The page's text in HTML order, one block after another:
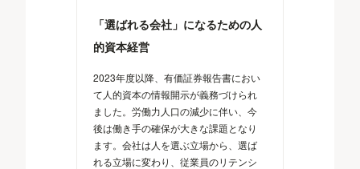
「選ばれる会社」になるための人
的資本経営
2023年度以降、有価証券報告書におい
て人的資本の情報開示が義務づけられ
ました。労働力人口の減少に伴い、今
後は働き手の確保が大きな課題となり
ます。会社は人を選ぶ立場から、選ば
れる立場に変わり、従業員のリテンシ